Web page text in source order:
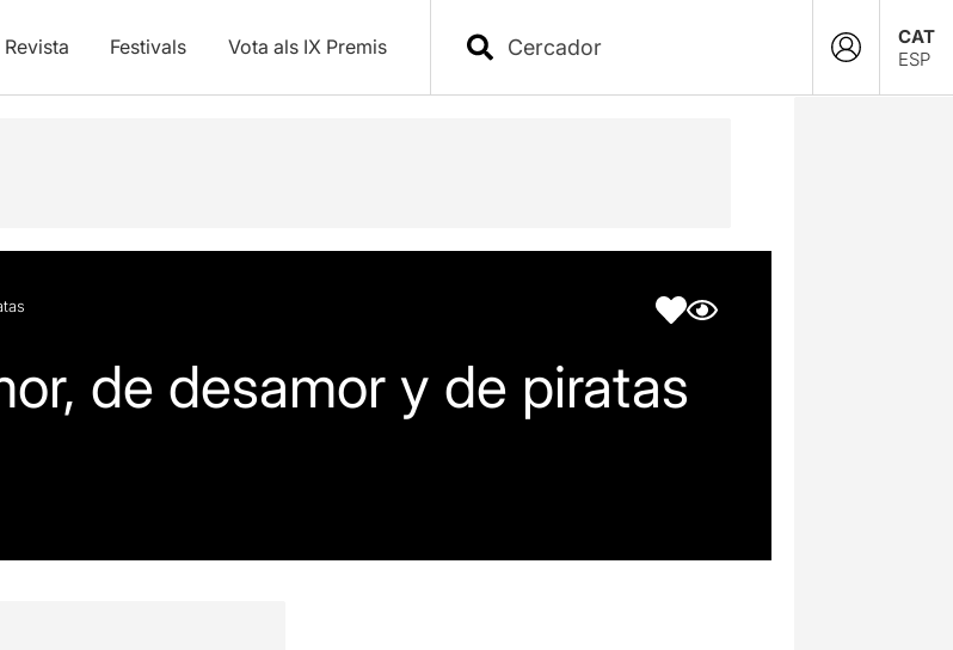
Revista Festivals Vota als IX Premis
CAT
ESP
de desamor y de piratas